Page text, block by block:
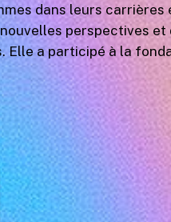
dans leurs
nouvelles perspectives
Elle a participé à la